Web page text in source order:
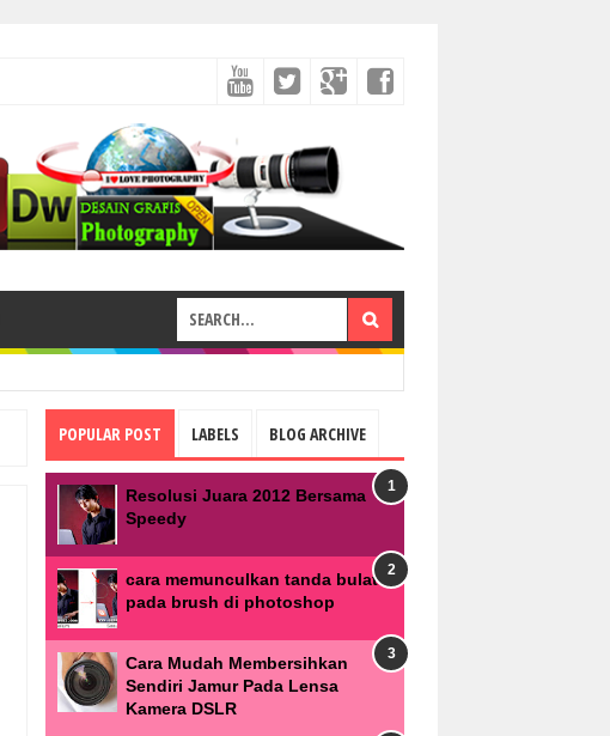
POPULAR POST LABELS BLOG ARCHIVE
Resolusi Juara 2012 Bersama
Speedy
cara memunculkan tanda bulat
pada brush di photoshop
Cara Mudah Membersihkan
Sendiri Jamur Pada Lensa
Kamera DSLR